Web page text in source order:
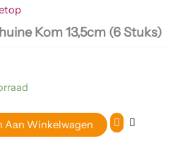
Kom 13,5cm (6 Stuks)
Aan Winkelwagen